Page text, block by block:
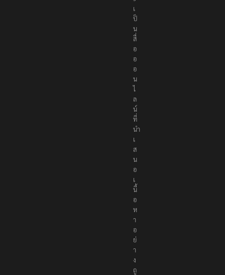
เ
ป็
น
สื่
อ
อ
อ
น
ไ
ล
น์
ที่
นำ
เ
ส
น
อ
เ
นื้
อ
ห
า
อ
ย่
า
ง
ถู